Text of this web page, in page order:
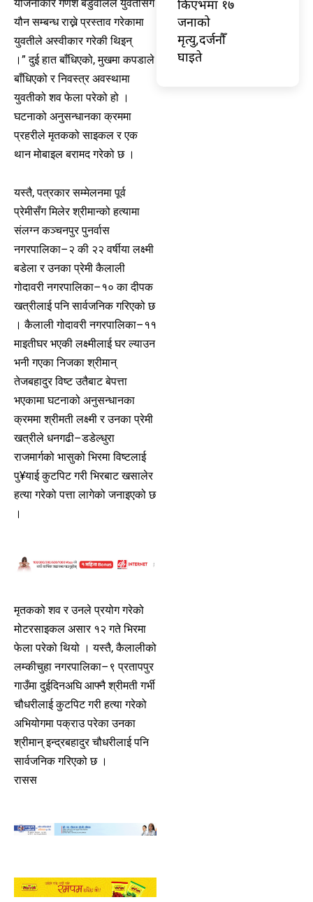
योजनाकार गणेश बडुवालले युवतीसँग
यौन सम्बन्ध राख्ने प्रस्ताव गरेकामा
युवतीले अस्वीकार गरेकी थिइन्
।” दुई हात बाँधिएको, मुखमा कपडाले
बाँधिएको र निवस्त्र अवस्थामा
युवतीको शव फेला परेको हो ।
घटनाको अनुसन्धानका क्रममा
प्रहरीले मृतकको साइकल र एक
थान मोबाइल बरामद गरेको छ ।
यस्तै, पत्रकार सम्मेलनमा पूर्व
प्रेमीसँग मिलेर श्रीमान्को हत्यामा
संलग्न कञ्चनपुर पुनर्वास
नगरपालिका–२ की २२ वर्षीया लक्ष्मी
बडेला र उनका प्रेमी कैलाली
गोदावरी नगरपालिका–१० का दीपक
खत्रीलाई पनि सार्वजनिक गरिएको छ
। कैलाली गोदावरी नगरपालिका–११
माइतीघर भएकी लक्ष्मीलाई घर ल्याउन
भनी गएका निजका श्रीमान्
तेजबहादुर विष्ट उतैबाट बेपत्ता
भएकामा घटनाको अनुसन्धानका
क्रममा श्रीमती लक्ष्मी र उनका प्रेमी
खत्रीले धनगढी–डडेल्धुरा
राजमार्गको भासुको भिरमा विष्टलाई
पु¥याई कुटपिट गरी भिरबाट खसालेर
हत्या गरेको पत्ता लागेको जनाइएको छ
।
मृतकको शव र उनले प्रयोग गरेको
मोटरसाइकल असार १२ गते भिरमा
फेला परेको थियो । यस्तै, कैलालीको
लम्कीचुहा नगरपालिका–९ प्रतापपुर
गाउँमा दुईदिनअघि आफ्नै श्रीमती गर्भी
चौधरीलाई कुटपिट गरी हत्या गरेको
अभियोगमा पक्राउ परेका उनका
श्रीमान् इन्द्रबहादुर चौधरीलाई पनि
सार्वजनिक गरिएको छ ।
रासस
किएभमा १७
जनाको
मृत्यु,दर्जनौँ
घाइते